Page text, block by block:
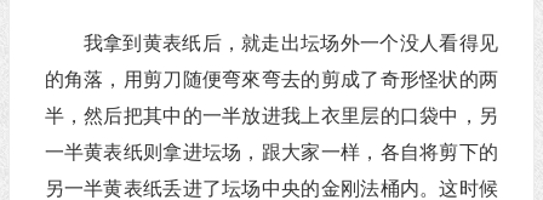
我拿到黄表纸后，就走出坛场外一个没人看得见
的角落，用剪刀随便弯來弯去的剪成了奇形怪状的两
半，然后把其中的一半放进我上衣里层的口袋中，另
一半黄表纸则拿进坛场，跟大家一样，各自将剪下的
另一半黄表纸丢进了坛场中央的金刚法桶内。这时候